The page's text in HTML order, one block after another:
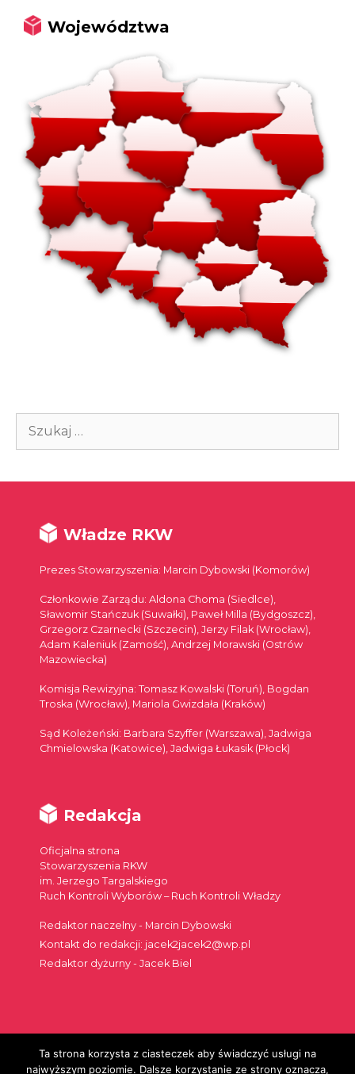
Województwa
Szukaj:
Władze RKW
Prezes Stowarzyszenia: Marcin Dybowski (Komorów)
Członkowie Zarządu: Aldona Choma (Siedlce),
Sławomir Stańczuk (Suwałki), Paweł Milla (Bydgoszcz),
Grzegorz Czarnecki (Szczecin), Jerzy Filak (Wrocław),
Adam Kaleniuk (Zamość), Andrzej Morawski (Ostrów
Mazowiecka)
Komisja Rewizyjna: Tomasz Kowalski (Toruń), Bogdan
Troska (Wrocław), Mariola Gwizdała (Kraków)
Sąd Koleżeński: Barbara Szyffer (Warszawa), Jadwiga
Chmielowska (Katowice), Jadwiga Łukasik (Płock)
Redakcja
Oficjalna strona
Stowarzyszenia RKW
im. Jerzego Targalskiego
Ruch Kontroli Wyborów – Ruch Kontroli Władzy
Redaktor naczelny - Marcin Dybowski
Kontakt do redakcji: jacek2jacek2@wp.pl
Redaktor dyżurny - Jacek Biel
Szukaj:
Ta strona korzysta z ciasteczek aby świadczyć usługi na
najwyższym poziomie. Dalsze korzystanie ze strony oznacza,